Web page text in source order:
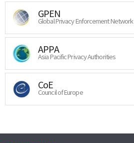
GPEN
Global Privacy Enforcement Network
APPA
Asia Pacific Privacy Authorities
CoE
Council of Europe